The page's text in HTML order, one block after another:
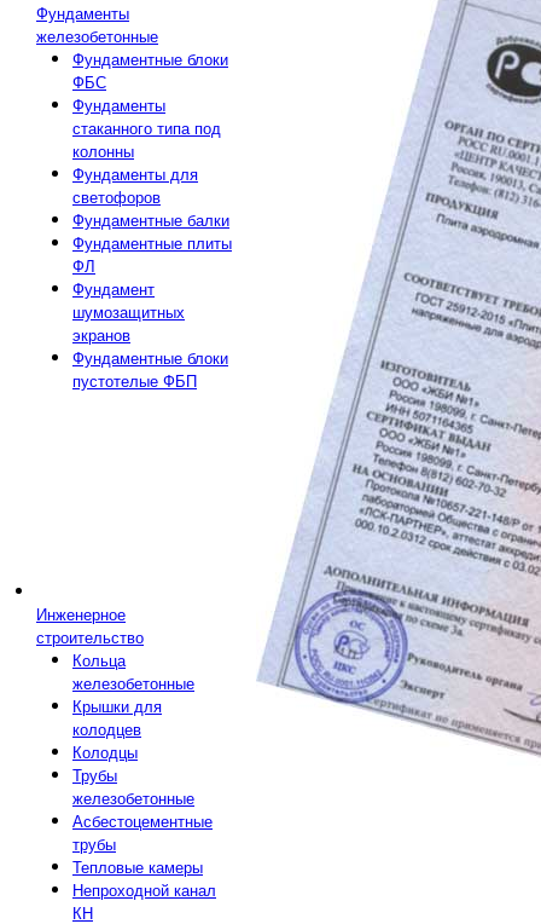
Фундаменты
железобетонные
Фундаментные блоки
ФБС
Фундаменты
стаканного типа под
колонны
Фундаменты для
светофоров
Фундаментные балки
Фундаментные плиты
ФЛ
Фундамент
шумозащитных
экранов
Фундаментные блоки
пустотелые ФБП
Инженерное
строительство
Кольца
железобетонные
Крышки для
колодцев
Колодцы
Трубы
железобетонные
Асбестоцементные
трубы
Тепловые камеры
Непроходной канал
КН